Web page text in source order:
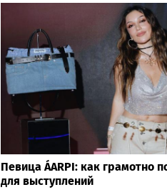
Певица ÁARPI: как грамотно
для выступлений